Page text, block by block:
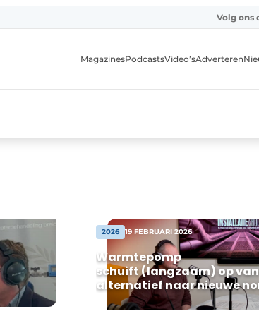
Volg ons
MagazinesPodcastsVideo’sAdverteren
2026 19 FEBRUARI 2026
Warmtepomp
schuift (langzaam) op van
alternatief naar nieuwe